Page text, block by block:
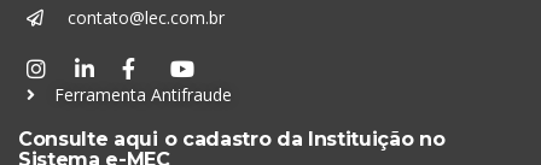
contato@lec.com.br
Ferramenta Antifraude
Consulte aqui o cadastro da Instituição no
Sistema e-MEC